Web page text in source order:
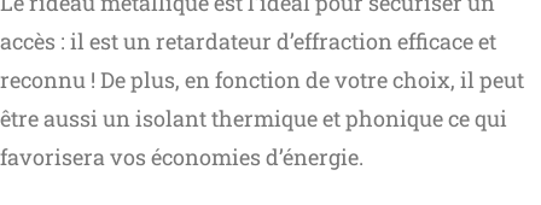
accès : il est un retardateur d’effraction efficace et
reconnu ! De plus, en fonction de votre choix, il peut
être aussi un isolant thermique et phonique ce qui
favorisera vos économies d’énergie.